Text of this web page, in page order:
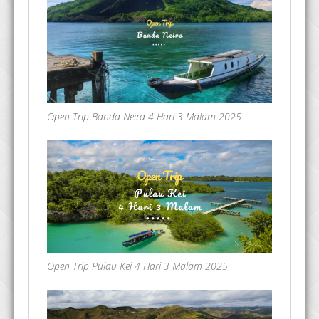
Open Trip Banda Neira 4 Hari 3 Malam 2025
Open Trip Pulau Kei 4 Hari 3 Malam 2025